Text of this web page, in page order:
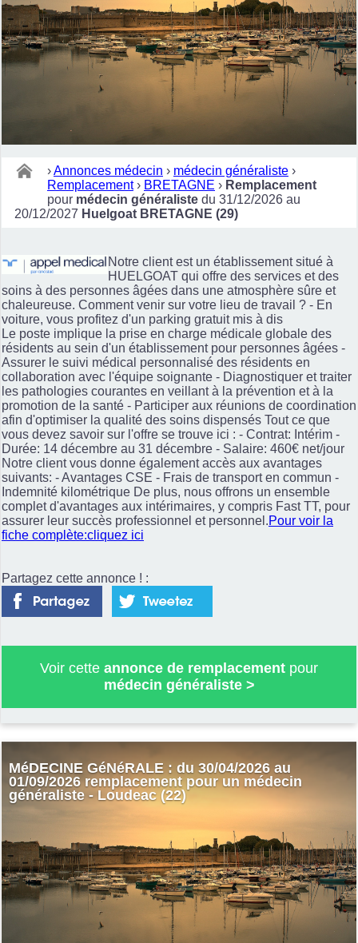
›Annonces médecin › médecin généraliste ›
Remplacement › BRETAGNE › Remplacement
pour médecin généraliste du 31/12/2026 au
20/12/2027 Huelgoat BRETAGNE (29)
Notre client est un établissement situé à
HUELGOAT qui offre des services et des
soins à des personnes âgées dans une atmosphère sûre et
chaleureuse. Comment venir sur votre lieu de travail ? - En
voiture, vous profitez d'un parking gratuit mis à dis
Le poste implique la prise en charge médicale globale des
résidents au sein d'un établissement pour personnes âgées -
Assurer le suivi médical personnalisé des résidents en
collaboration avec l'équipe soignante - Diagnostiquer et traiter
les pathologies courantes en veillant à la prévention et à la
promotion de la santé - Participer aux réunions de coordination
afin d'optimiser la qualité des soins dispensés Tout ce que
vous devez savoir sur l'offre se trouve ici : - Contrat: Intérim -
Durée: 14 décembre au 31 décembre - Salaire: 460€ net/jour
Notre client vous donne également accès aux avantages
suivants: - Avantages CSE - Frais de transport en commun -
Indemnité kilométrique De plus, nous offrons un ensemble
complet d'avantages aux intérimaires, y compris Fast TT, pour
assurer leur succès professionnel et personnel.Pour voir la
fiche complète:cliquez ici
Partagez cette annonce ! :
Voir cette annonce de remplacement pour
médecin généraliste>
MéDECINE GéNéRALE : du 30/04/2026 au
01/09/2026 remplacement pour un médecin
généraliste - Loudeac (22)